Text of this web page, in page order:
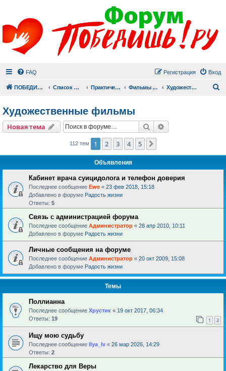
FAQ Вход
Регистрация
ПОБЕДИШЬ.РУ Список форумов Практический раздел Фильмы для души Художественные фильмы
Художественные фильмы
Новая тема Поиск
112 тем 1 2 3 4 5
Объявления
Кабинет врача суицидолога и телефон доверия
Последнее сообщение Ewe « 23 фев 2018, 15:18
Добавлено в форуме Радость жизни
Ответы: 5
Связь с администрацией форума
Последнее сообщение Администратор « 28 апр 2010, 10:11
Добавлено в форуме Радость жизни
Личные сообщения на форуме
Последнее сообщение Администратор « 20 окт 2009, 15:08
Добавлено в форуме Радость жизни
Темы
Поллианна
Последнее сообщение Хрустик « 19 окт 2017, 06:34
Ответы: 19 1 2
Ищу мою судьбу
Последнее сообщение Ilya_Iv « 26 мар 2026, 14:29
Ответы: 2
Лекарство для Веры